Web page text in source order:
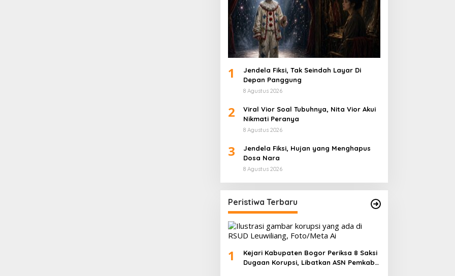
1
Jendela Fiksi, Tak Seindah Layar Di
Depan Panggung
8 Agustus 2026
2
Viral Vior Soal Tubuhnya, Nita Vior Akui
Nikmati Peranya
8 Agustus 2026
3
Jendela Fiksi, Hujan yang Menghapus
Dosa Nara
8 Agustus 2026
Peristiwa Terbaru
1
Kejari Kabupaten Bogor Periksa 8 Saksi
Dugaan Korupsi, Libatkan ASN Pemkab